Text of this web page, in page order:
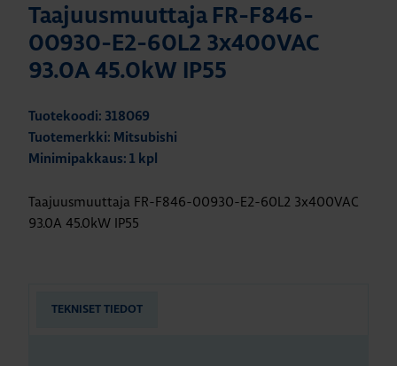
Taajuusmuuttaja FR-F846-
00930-E2-60L2 3x400VAC
93.0A 45.0kW IP55
Tuotekoodi: 318069
Tuotemerkki: Mitsubishi
Minimipakkaus: 1 kpl
Taajuusmuuttaja FR-F846-00930-E2-60L2 3x400VAC
93.0A 45.0kW IP55
TEKNISET TIEDOT